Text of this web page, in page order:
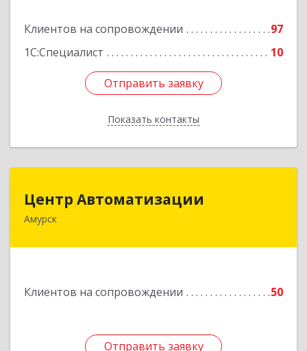
Клиентов на сопровождении
97
1С:Специалист
10
Отправить заявку
Показать контакты
Отправить заявку
Назад
Центр Автоматизации
Амурск
Клиентов на сопровождении 50
Отправить заявку
682640, Хабаровский край, Амурск г, Мира пр-
Отправить заявку